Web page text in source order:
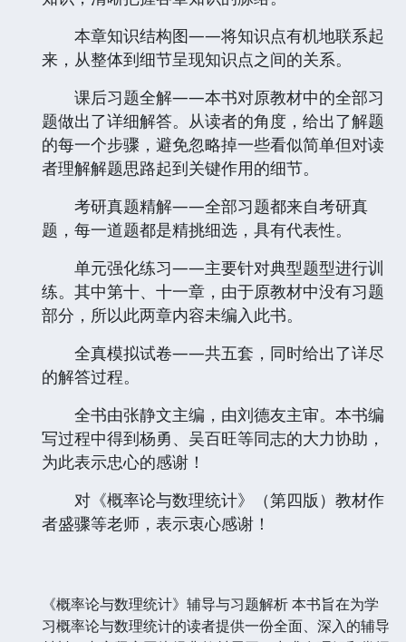
本章知识结构图——将知识点有机地联系起
来，从整体到细节呈现知识点之间的关系。
课后习题全解——本书对原教材中的全部习
题做出了详细解答。从读者的角度，给出了解题
的每一个步骤，避免忽略掉一些看似简单但对读
者理解解题思路起到关键作用的细节。
考研真题精解——全部习题都来自考研真
题，每一道题都是精挑细选，具有代表性。
单元强化练习——主要针对典型题型进行训
练。其中第十、十一章，由于原教材中没有习题
部分，所以此两章内容未编入此书。
全真模拟试卷——共五套，同时给出了详尽
的解答过程。
全书由张静文主编，由刘德友主审。本书编
写过程中得到杨勇、吴百旺等同志的大力协助，
为此表示忠心的感谢！
对《概率论与数理统计》（第四版）教材作
者盛骤等老师，表示衷心感谢！
《概率论与数理统计》辅导与习题解析 本书旨在为学
习概率论与数理统计的读者提供一份全面、深入的辅导